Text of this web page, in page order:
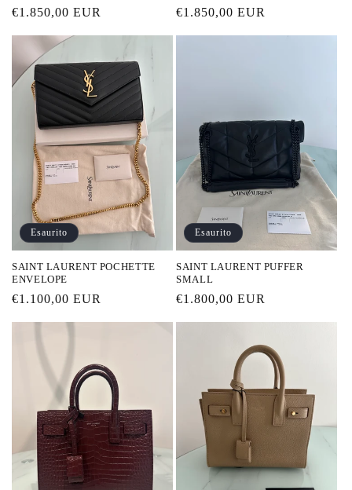
Prezzo
listino
€1.850,00 EUR
Prezzo
€1.850,00 EUR
Esaurito
SAINT LAURENT POCHETTE
ENVELOPE
Prezzo
€1.100,00 EUR
Esaurito
SAINT LAURENT PUFFER
SMALL
Prezzo
€1.800,00 EUR